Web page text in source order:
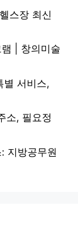
스장 최신
| 창의미술
별 서비스,
소, 필요정
지방공무원